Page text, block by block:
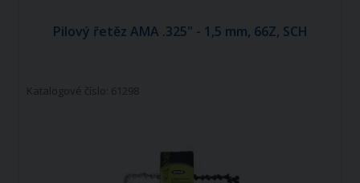
Pilový řetěz AMA .325" - 1,5 mm, 66Z, SCH
Katalogové číslo: 61298